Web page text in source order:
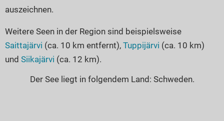
auszeichnen.
Weitere Seen in der Region sind beispielsweise
Saittajärvi (ca. 10 km entfernt), Tuppijärvi (ca. 10 km)
und Siikajärvi (ca. 12 km).
Der See liegt in folgendem Land: Schweden.